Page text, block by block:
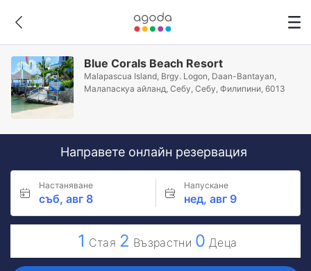
Blue Corals Beach Resort
Malapascua Island, Brgy. Logon, Daan-Bantayan,
Малапаскуа айланд, Себу, Себу, Филипини, 6013
Направете онлайн резервация
Настаняване
съб, авг 8
Напускане
нед, авг 9
1 Стая 2 Възрастни 0 Деца